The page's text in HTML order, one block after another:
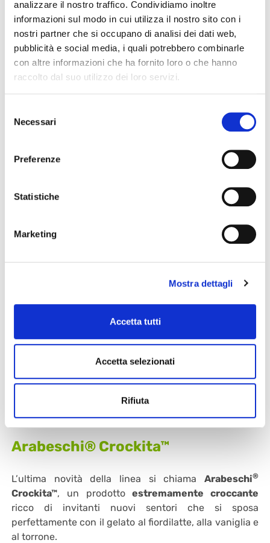
analizzare il nostro traffico. Condividiamo inoltre
informazioni sul modo in cui utilizza il nostro sito con i
nostri partner che si occupano di analisi dei dati web,
pubblicità e social media, i quali potrebbero combinarle
con altre informazioni che ha fornito loro o che hanno
raccolto dal suo utilizzo dei loro servizi.
delNecessari
Preferenze
Statistiche
Marketing
Mostra dettagli
Accetta tutti
Accetta selezionati
Rifiuta
Arabeschi® Crockita™
L’ultima novità della linea si chiama Arabeschi®
Crockita™, un prodottoestremamente croccante
ricco di invitanti nuovi sentori che si sposa
perfettamente con il gelato al fiordilatte, alla vaniglia e
al torrone.